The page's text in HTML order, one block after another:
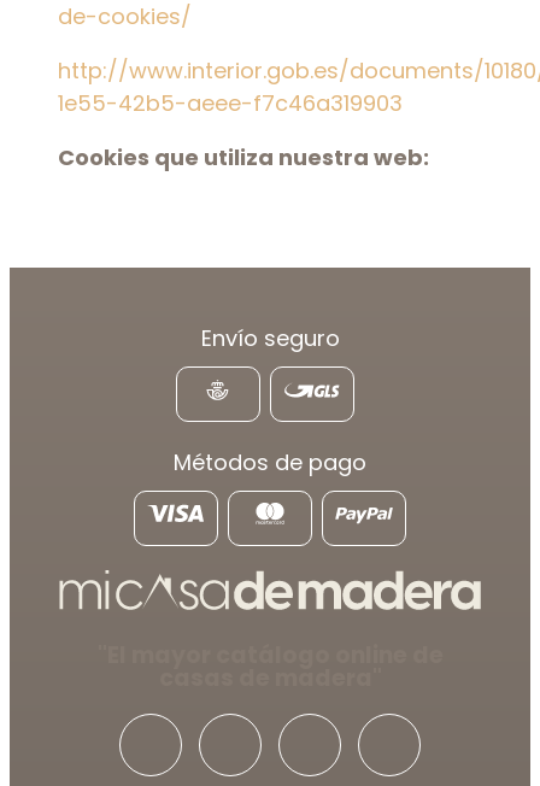
de-cookies/
http://www.interior.gob.es/documents/
1e55-42b5-aeee-f7c46a319903
Cookies que utiliza nuestra web:
Envío seguro
Métodos de pago